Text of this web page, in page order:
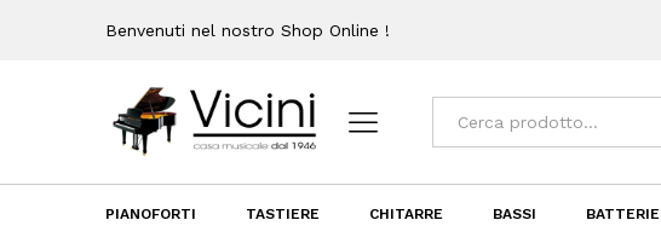
Benvenuti nel nostro Shop Online !
Categorie
PIANOFORTI TASTIERE CHITARRE BASSI BATTERIE